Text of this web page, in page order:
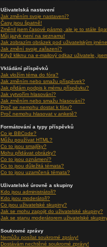
Uživatelská nastavení
Jak změním svoje nastavení?
Časy jsou špatně!
Změnil jsem časové pásmo, ale je to stále
Můj jazyk není na seznamu!
Jak zobrazím obrázek pod uživatelským
Jak změní svoje zařazení?
Když kliknu na e-mailový odkaz uživatele,
Vkládání příspěvků
Jak vložím téma do fóra?
Jak změním nebo smažu příspěvek?
Jak přidám podpis k mému příspěvku?
Jak vytvořím hlasování?
Jak změním nebo smažu hlasování?
Proč se nemohu dostat k fóru?
Proč nemohu hlasovat v anketě?
Formátování a typy příspěvků
Co je BBCode?
Můžu používat HTML?
Co to jsou smajlíky?
Mohu přidávat obrázky?
Co to jsou oznámení?
Co to jsou důležitá témata?
Co to jsou uzamčená témata?
Uživatelské úrovně a skupiny
Kdo jsou administrátoři?
Kdo jsou moderátoři?
Co jsou uživatelské skupiny?
Jak se mohu zapojit do uživatelské skupiny?
Jak se stanu moderátorem uživatelské
Soukromé zprávy
Nemůžu posílat soukromé zprávy!
Dostávám nechtěné soukromé zprávy!